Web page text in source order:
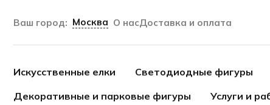
Ваш город: Москва О насДоставка и оплата
Искусственные елки Светодиодные фигуры
Декоративные и парковые фигуры
Услуги и